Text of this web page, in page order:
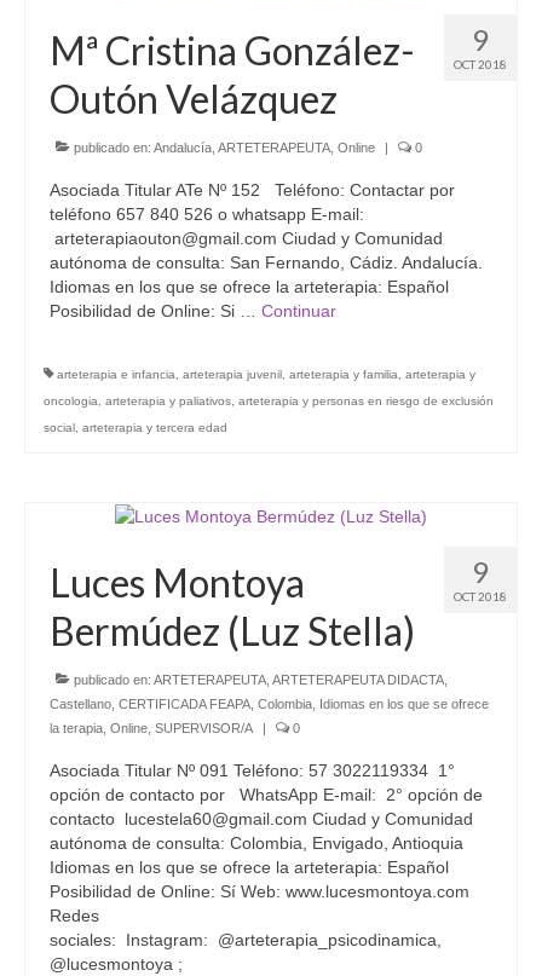
9
OCT 2018
Mª Cristina González-
Outón Velázquez
publicado en: Andalucía ARTETERAPEUTA Online | 0
Asociada Titular ATe Nº 152 Teléfono: Contactar por
teléfono 657 840 526 o whatsapp E-mail:
arteterapiaouton@gmail.com Ciudad y Comunidad
autónoma de consulta: San Fernando, Cádiz. Andalucía.
Idiomas en los que se ofrece la arteterapia: Español
Posibilidad de Online: Si … Continuar
arteterapia e infancia arteterapia juvenil arteterapia y familia
arteterapia y
oncologia
arteterapia y paliativos arteterapia y personas en riesgo de exclusión
social arteterapia y tercera edad
9
OCT 2018
Luces Montoya
Bermúdez (Luz Stella)
publicado en: ARTETERAPEUTA ARTETERAPEUTA DIDACTA
Castellano CERTIFICADA FEAPA Colombia
Idiomas en los que se ofrece
la terapia Online SUPERVISOR/A 0
Asociada Titular Nº 091 Teléfono: 57 3022119334 1°
opción de contacto por WhatsApp E-mail: 2° opción de
contacto lucestela60@gmail.com Ciudad y Comunidad
autónoma de consulta: Colombia, Envigado, Antioquia
Idiomas en los que se ofrece la arteterapia: Español
Posibilidad de Online: Sí Web: www.lucesmontoya.com
Redes
sociales: Instagram: @arteterapia_psicodinamica,
@lucesmontoya ;